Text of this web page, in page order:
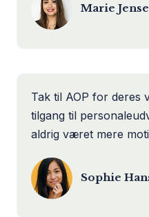
Marie
Tak til AOP for deres
tilgang til
aldrig været mere
Sophie